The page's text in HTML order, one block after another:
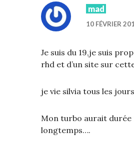
mad
10 FÉVRIER
Je suis du 19,je suis
rhd et d’un site sur
je vie silvia tous les
Mon turbo aurait
longtemps….